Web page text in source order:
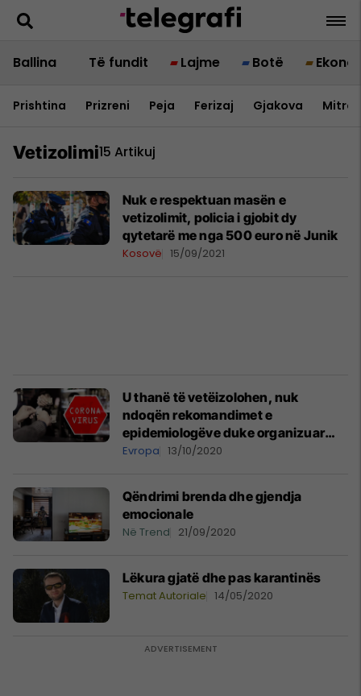
Ballina Të fundit Lajme Botë
Prishtina Prizreni Peja Ferizaj Gjakova
Vetizolimi15 Artikuj
Nuk e respektuan masën e
vetizolimit, policia i gjobit dy
qytetarë me nga 500 euro në Junik
Kosovë 15/09/2021
U thanë të vetëizolohen, nuk
ndoqën rekomandimet e
epidemiologëve duke organizuar
aheng – studentët britanikë
Evropa 13/10/2020
Qëndrimi brenda dhe gjendja
emocionale
Në Trend 21/09/2020
Lëkura gjatë dhe pas karantinës
Temat Autoriale 14/05/2020